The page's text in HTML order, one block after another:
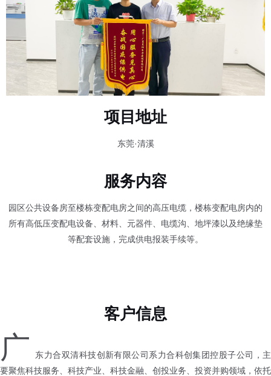
项目地址
东莞·清溪
服务内容
园区公共设备房至楼栋变配电房之间的高压电缆，楼栋变配电房内的
所有高低压变配电设备、材料、元器件、电缆沟、地坪漆以及绝缘垫
等配套设施，完成供电报装手续等。
客户信息
广
东力合双清科技创新有限公司系力合科创集团控股子公司，主
要聚焦科技服务、科技产业、科技金融、创投业务、投资并购领域，依托